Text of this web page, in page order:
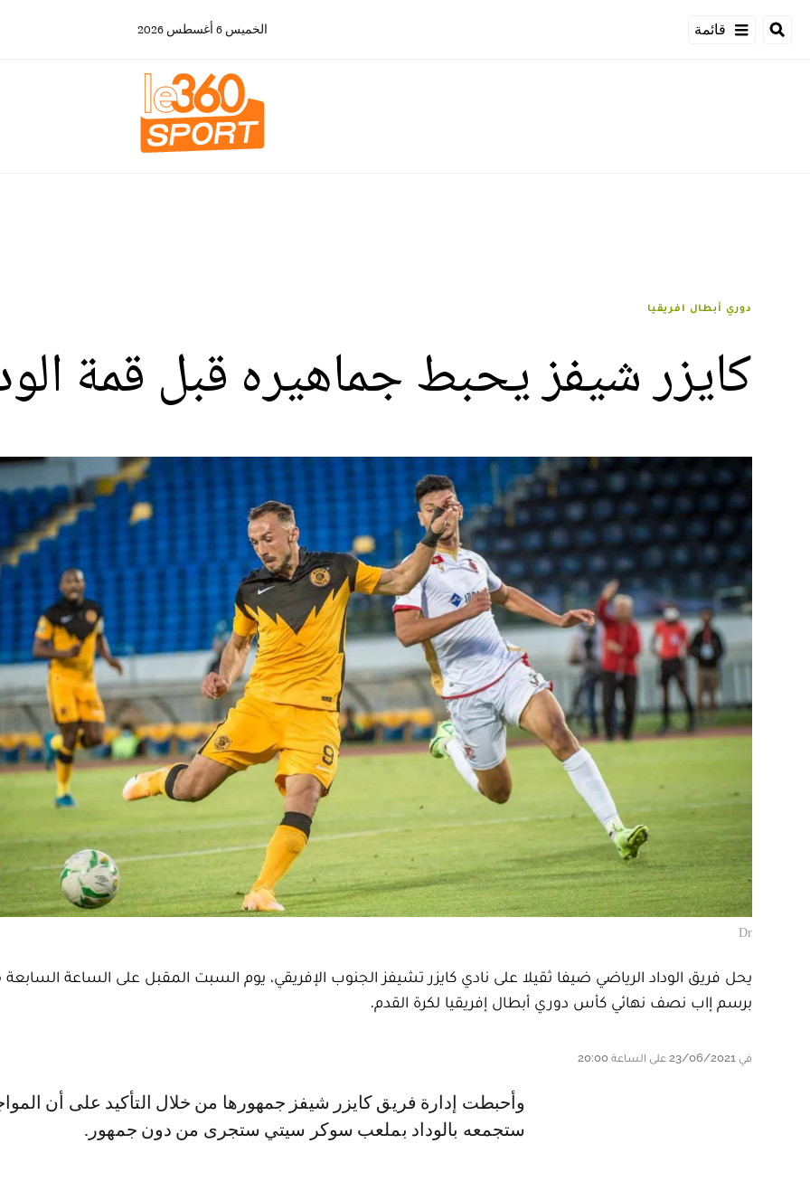
قائمة الخميس 6 أغسطس 2026
دوري أبطال افريقيا
كايزر شيفز يحبط جماهيره قبل قمة
Dr
يحل فريق الوداد الرياضي ضيفا ثقيلا على نادي كايزر تشيفز الجنوب الإفريقي، يوم السبت المقبل على الساعة
برسم إاب نصف نهائي كأس دوري أبطال إفريقيا لكرة القدم.
في 23/06/2021 على الساعة 20:00
وأحبطت إدارة فريق كايزر شيفز جمهورها من خلال التأكيد على أن المواجهة التي
ستجمعه بالوداد بملعب سوكر سيتي ستجرى من دون جمهور.